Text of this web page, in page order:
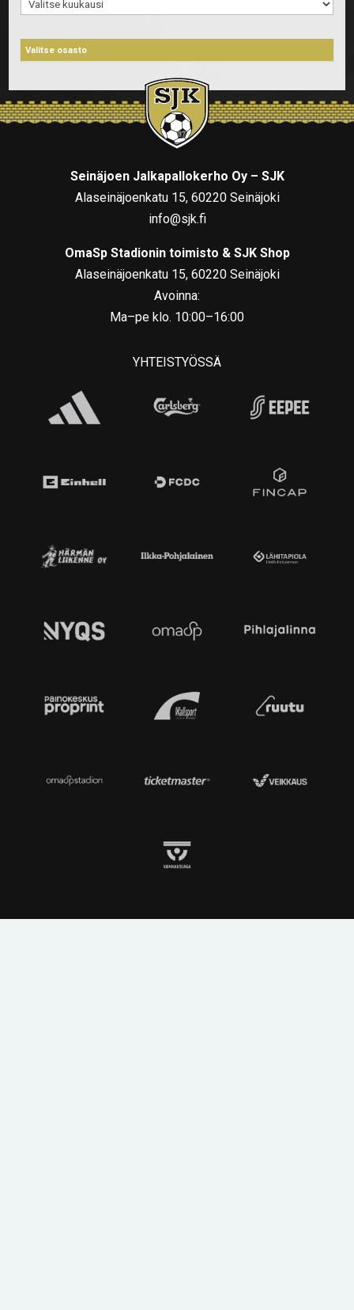
Seinäjoen Jalkapallokerho Oy – SJK
Alaseinäjoenkatu 15, 60220 Seinäjoki
info@sjk.fi
OmaSp Stadionin toimisto & SJK Shop
Alaseinäjoenkatu 15, 60220 Seinäjoki
Avoinna:
Ma–pe klo. 10:00–16:00
YHTEISTYÖSSÄ